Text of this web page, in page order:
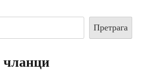
Претрага